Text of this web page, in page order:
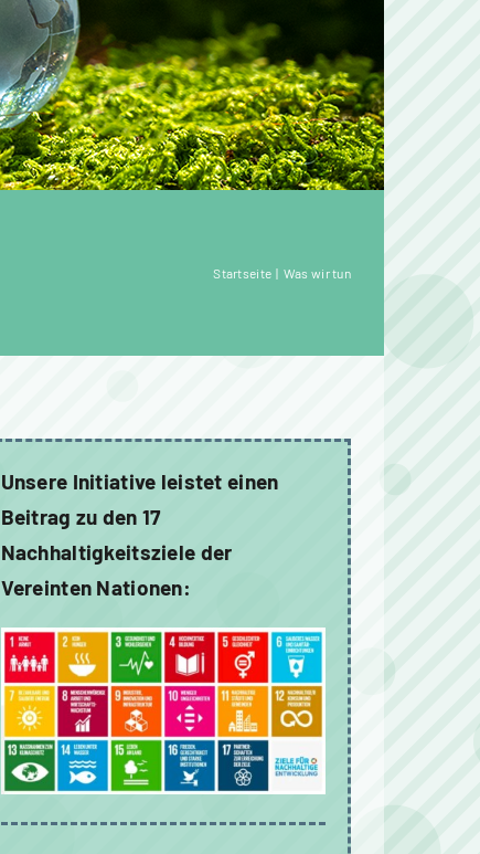
Startseite Was wir tun
Unsere Initiative leistet einen
Beitrag zu den 17
Nachhaltigkeitsziele der
Vereinten Nationen: